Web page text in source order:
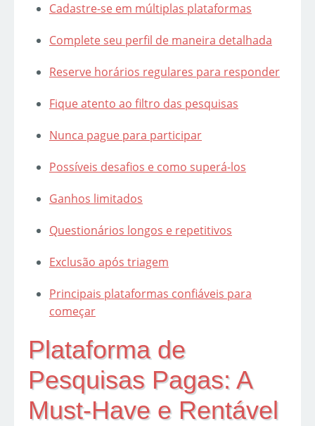
Cadastre-se em múltiplas plataformas
Complete seu perfil de maneira detalhada
Reserve horários regulares para responder
Fique atento ao filtro das pesquisas
Nunca pague para participar
Possíveis desafios e como superá-los
Ganhos limitados
Questionários longos e repetitivos
Exclusão após triagem
Principais plataformas confiáveis para
começar
Plataforma de
Pesquisas Pagas: A
Must-Have e Rentável